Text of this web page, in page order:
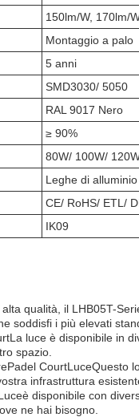
150lm/W, 170lm/
Montaggio a palo
5 anni
SMD3030/ 5050
RAL 9017 Nero
≥ 90%
80W/ 100W/
Leghe di alluminio
CE/ RoHS/ ETL/
IK09
qualità, il LHB05T-
soddisfi i più elevati
La luce è disponibile in
spazio.
Padel CourtLuceQuesto
infrastruttura
è disponibile con
ne hai bisogno.